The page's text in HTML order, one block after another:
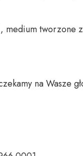
medium tworzone z
na Wasze